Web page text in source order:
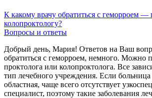
К какому врачу обратиться с геморроем —
колопроктологу?
Вопросы и ответы
Добрый день, Мария! Ответов на Ваш
обратиться с геморроем, немного. Можно
проктолога или колопроктолога. Все
тип лечебного учреждения. Если
областная, чаще всего отсутствует
специалист, поэтому такие заболевания